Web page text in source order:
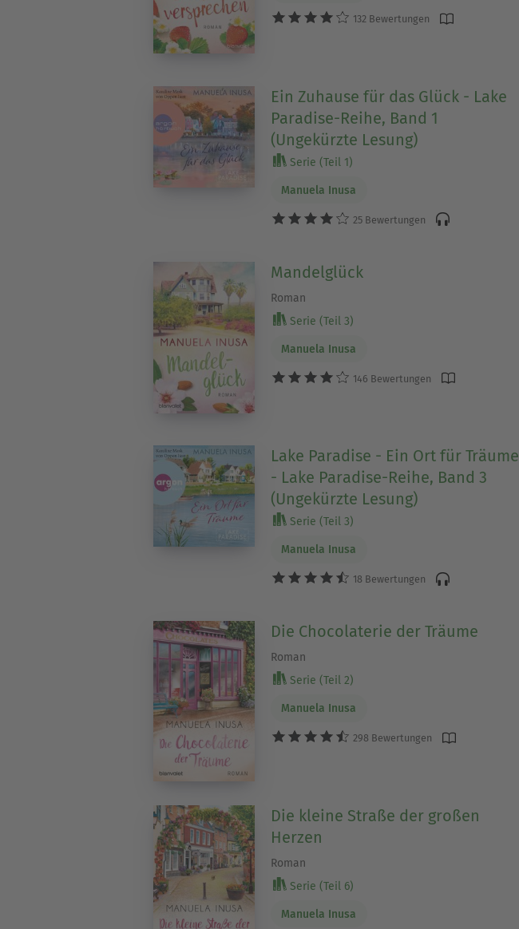
132 Bewertungen
Ein Zuhause für das Glück - Lake
Paradise-Reihe, Band 1
(Ungekürzte Lesung)
Serie (Teil 1)
Manuela Inusa
25 Bewertungen
Mandelglück
Roman
Serie (Teil 3)
Manuela Inusa
146 Bewertungen
Lake Paradise - Ein Ort für Träume
- Lake Paradise-Reihe, Band 3
(Ungekürzte Lesung)
Serie (Teil 3)
Manuela Inusa
18 Bewertungen
Die Chocolaterie der Träume
Roman
Serie (Teil 2)
Manuela Inusa
298 Bewertungen
Die kleine Straße der großen
Herzen
Roman
Serie (Teil 6)
Manuela Inusa